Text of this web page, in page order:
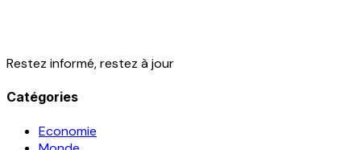
Restez informé, restez à jour
Catégories
Economie